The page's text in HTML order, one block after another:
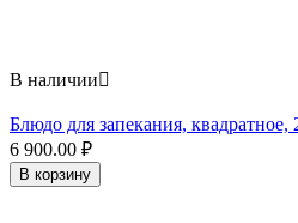
В наличии
Блюдо для запекания, квадратное,
6 900.00 ₽
В корзину